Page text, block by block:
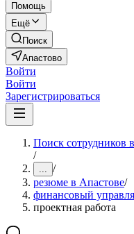
Помощь
Ещё
Поиск
Апастово
Войти
Войти
Зарегистрироваться
Поиск сотрудников
/
... /
резюме в Апастове/
финансовый
проектная работа